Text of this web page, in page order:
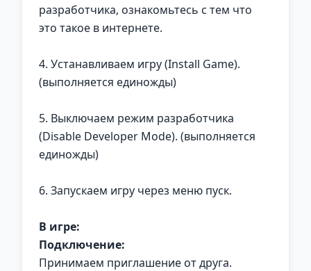
разработчика, ознакомьтесь с тем что
это такое в интернете.
4. Устанавливаем игру (Install Game).
(выполняется единожды)
5. Выключаем режим разработчика
(Disable Developer Mode). (выполняется
единожды)
6. Запускаем игру через меню пуск.
В игре:
Подключение:
Принимаем приглашение от друга.